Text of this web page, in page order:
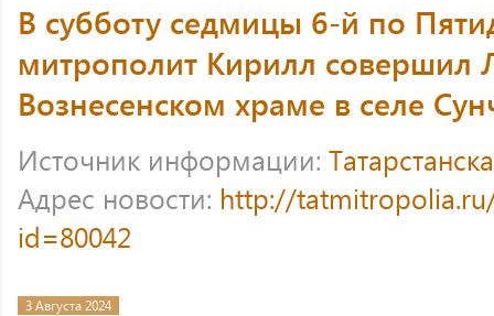
В субботу седмицы 6-й по
митрополит Кирилл совершил
Вознесенском храме в селе
Источник информации:
Адрес новости: http://
id=80042
3 Августа 2024